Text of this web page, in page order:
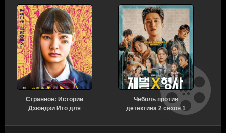
Странное: Истории
Дзюндзи Ито для
сезон 6 серия [Смотреть
Чеболь против
детектива 2 сезон 1
Онлайн]